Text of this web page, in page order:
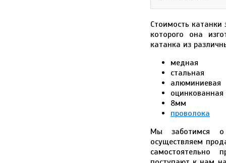
Стоимость
которого она
катанка из
медная
стальная
алюминиевая
оцинкованная
8мм
проволока
Мы заботимся
осуществляем
самостоятельно